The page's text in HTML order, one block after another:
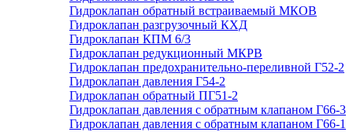
Гидроклапан обратный встраиваемый МКОВ
Гидроклапан разгрузочный КХД
Гидроклапан КПМ 6/3
Гидроклапан редукционный МКРВ
Гидроклапан предохранительно-переливной Г52-2
Гидроклапан давления Г54-2
Гидроклапан обратный ПГ51-2
Гидроклапан давления с обратным клапаном Г66-3
Гидроклапан давления с обратным клапаном Г66-1